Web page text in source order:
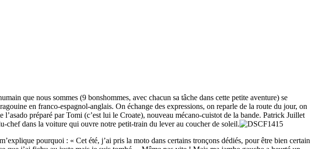
que nous sommes (9 bonshommes, avec chacun sa tâche dans cette petite aventure) se
en franco-espagnol-anglais. On échange des expressions, on reparle de la route du jour, on
préparé par Tomi (c’est lui le Croate), nouveau mécano-cuistot de la bande. Patrick Juillet
chef dans la voiture qui ouvre notre petit-train du lever au coucher de soleil.
pourquoi : « Cet été, j’ai pris la moto dans certains tronçons dédiés, pour être bien certain